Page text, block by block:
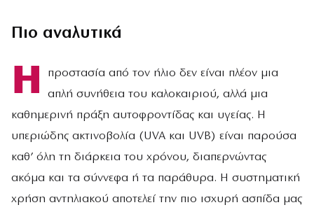
Πιο αναλυτικά
Η
προστασία από τον ήλιο δεν είναι πλέον μια
απλή συνήθεια του καλοκαιριού, αλλά μια
καθημερινή πράξη αυτοφροντίδας και υγείας. Η
υπεριώδης ακτινοβολία (UVA και UVB) είναι παρούσα
καθ’ όλη τη διάρκεια του χρόνου, διαπερνώντας
ακόμα και τα σύννεφα ή τα παράθυρα. Η συστηματική
χρήση αντηλιακού αποτελεί την πιο ισχυρή ασπίδα μας